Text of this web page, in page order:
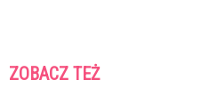
ZOBACZ TEŻ